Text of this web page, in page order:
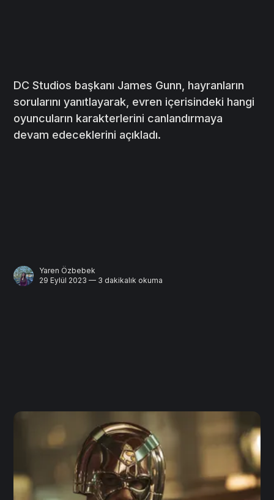
DC Studios başkanı James Gunn, hayranların
sorularını yanıtlayarak, evren içerisindeki hangi
oyuncuların karakterlerini canlandırmaya
devam edeceklerini açıkladı.
Yaren Özbebek
29 Eylül 2023 — 3 dakikalık okuma